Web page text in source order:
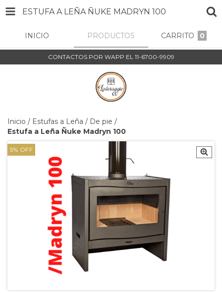
ESTUFA A LEÑA ÑUKE MADRYN 100
INICIO PRODUCTOS CARRITO 0
CONTACTOS POR WAPP EL 11-6700-9909
Inicio / Estufas a Leña / De pie /
Estufa a Leña Ñuke Madryn 100
5% OFF